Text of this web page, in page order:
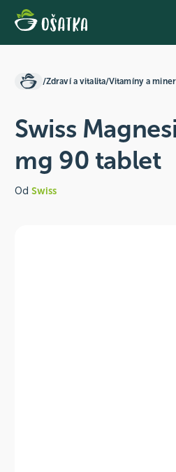
/Zdraví a vitalita/Vitamíny a
Swiss
mg 90 tablet
Od Swiss